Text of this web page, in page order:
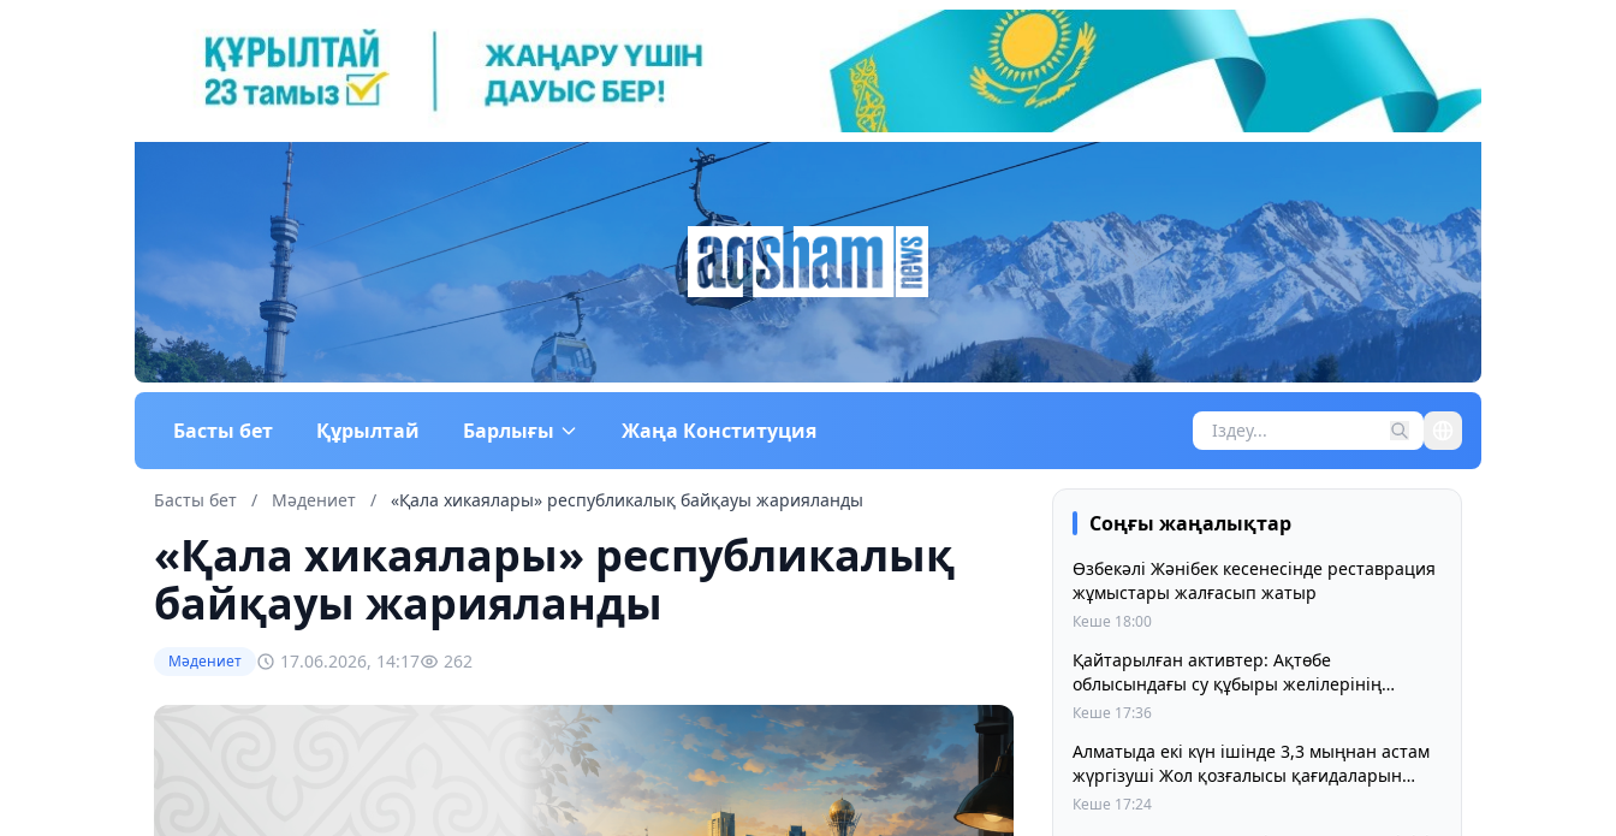
Басты бет Құрылтай Барлығы Жаңа Конституция
Басты бет / Мәдениет / «Қала хикаялары» республикалық байқауы жарияланды
«Қала хикаялары» республикалық
байқауы жарияланды
Мәдениет 17.06.2026, 14:17 262
Соңғы жаңалықтар
Өзбекәлі Жәнібек кесенесінде реставрация
жұмыстары жалғасып жатыр
Кеше 18:00
Қайтарылған активтер: Ақтөбе
облысындағы су құбыры желілерінің
құрылысына 5 млрд теңге бөлінді
Кеше 17:36
Алматыда екі күн ішінде 3,3 мыңнан астам
жүргізуші Жол қозғалысы қағидаларын
бұзды
Кеше 17:24